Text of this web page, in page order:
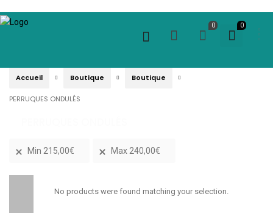
0
0
Accueil Boutique Boutique
PERRUQUES ONDULÉS
Min 215,00€ Max 240,00€
No products were found matching your selection.